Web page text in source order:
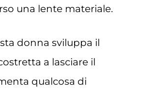
una lente materiale.
donna sviluppa il
a lasciare il
qualcosa di